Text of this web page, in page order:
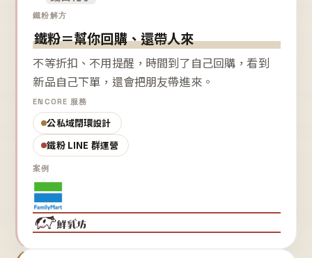
鐵粉解方
鐵粉＝幫你回購、還帶人來
不等折扣、不用提醒，時間到了自己回購，看到
新品自己下單，還會把朋友帶進來。
ENCORE 服務
公私域閉環設計
鐵粉 LINE 群運營
案例